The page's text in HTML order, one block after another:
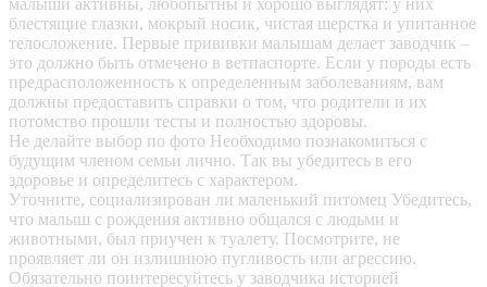
малыши активны, любопытны и хорошо выглядят: у них
блестящие глазки, мокрый носик, чистая шерстка и упитанное
телосложение. Первые прививки малышам делает заводчик –
это должно быть отмечено в ветпаспорте. Если у породы есть
предрасположенность к определенным заболеваниям, вам
должны предоставить справки о том, что родители и их
потомство прошли тесты и полностью здоровы.
Не делайте выбор по фото Необходимо познакомиться с
будущим членом семьи лично. Так вы убедитесь в его
здоровье и определитесь с характером.
Уточните, социализирован ли маленький питомец Убедитесь,
что малыш с рождения активно общался с людьми и
животными, был приучен к туалету. Посмотрите, не
проявляет ли он излишнюю пугливость или агрессию.
Обязательно поинтересуйтесь у заводчика историей